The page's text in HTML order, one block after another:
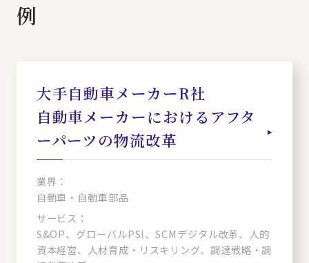
例
大手自動車メーカーR社
自動車メーカーにおけるアフタ
ーパーツの物流改革
業界：
自動車・自動車部品
サービス：
S&OP、グローバルPSI、SCMデジタル改革、人的
資本経営、人材育成・リスキリング、調達戦略・調